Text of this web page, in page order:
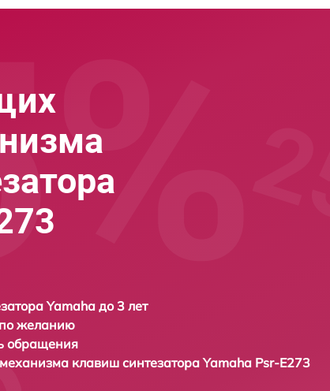
Yamaha до 3 лет
желанию
обращения
клавиш синтезатораYamaha Psr-E273